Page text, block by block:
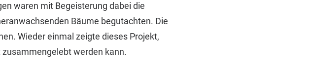
waren mit Begeisterung dabei die
Bäume begutachten. Die
Wieder einmal zeigte dieses Projekt,
werden kann.